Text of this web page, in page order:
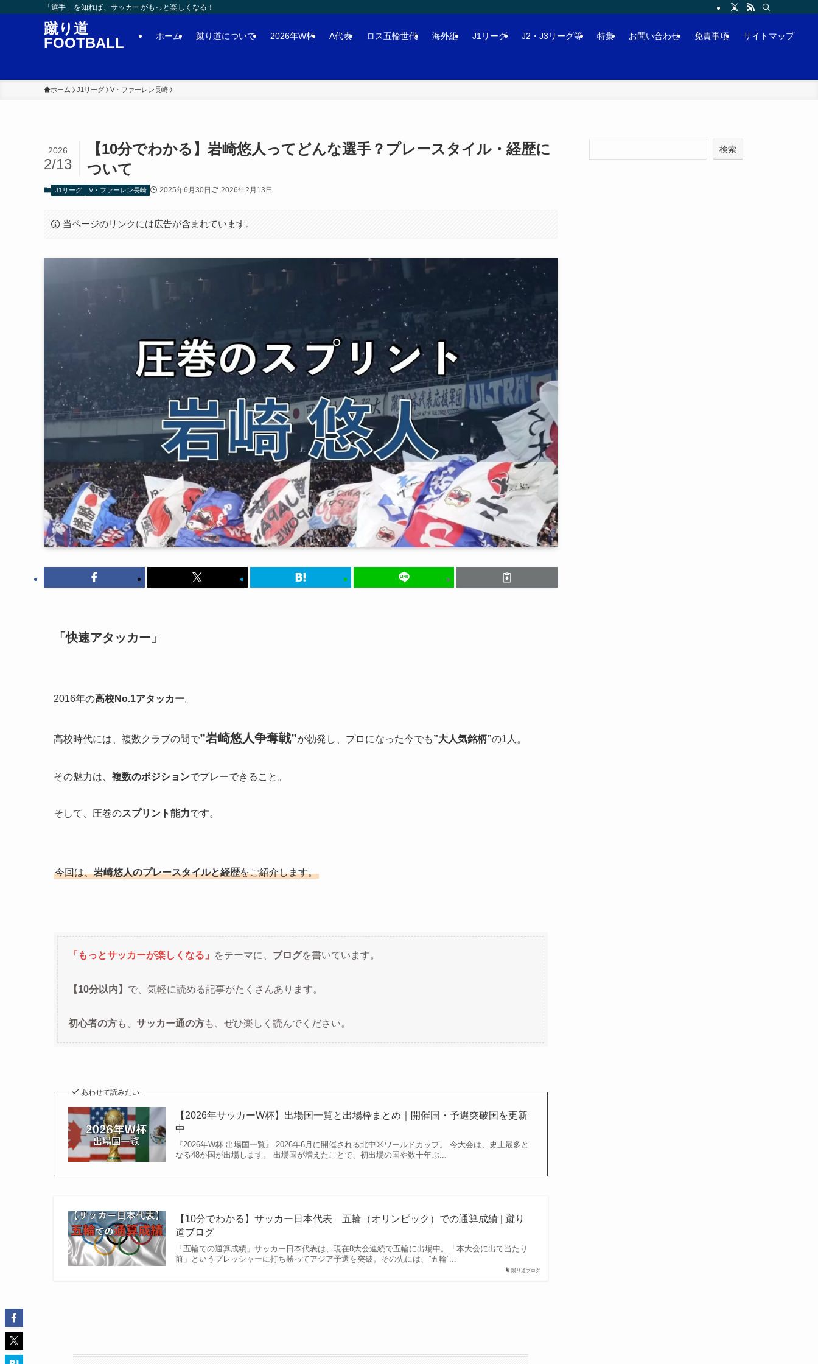
「選手」を知れば、サッカーがもっと楽しくなる！
蹴り道
FOOTBALL
ホーム 蹴り道について 2026年W杯 A代表 ロス五輪世代 海外組 J1リーグ J2・J3リーグ等 特集 お問い合わせ 免責事項 サイトマップ
ホーム J1リーグ V・ファーレン長崎
【10分でわかる】岩崎悠人ってどんな選手？プレースタイル・経歴に
ついて
2026
2/13
J1リーグ V・ファーレン長崎 2025年6月30日 2026年2月13日
当ページのリンクには広告が含まれています。
「快速アタッカー」
2016年の高校No.1アタッカー。
高校時代には、複数クラブの間で”岩崎悠人争奪戦”が勃発し、プロになった今でも”大人気銘柄”の1人。
その魅力は、 複数のポジションでプレーできること。
そして、圧巻のスプリント能力です。
今回は、岩崎悠人のプレースタイルと経歴をご紹介します。
「もっとサッカーが楽しくなる」 をテーマに、 ブログを書いています。
【10分以内】 で、気軽に読める記事がたくさんあります。
初心者の方も、 サッカー通の方も、ぜひ楽しく読んでください。
あわせて読みたい
【2026年サッカーW杯】出場国一覧と出場枠まとめ｜開催国・予選突破国を更新
中
『2026年W杯 出場国一覧』 2026年6月に開催される北中米ワールドカップ。 今大会は、史上最多と
なる48か国が出場します。 出場国が増えたことで、初出場の国や数十年ぶ...
蹴り道ブログ
【10分でわかる】サッカー日本代表 五輪（オリンピック）での通算成績 | 蹴り
道ブログ
「五輪での通算成績」サッカー日本代表は、現在8大会連続で五輪に出場中。「本大会に出て当たり
前」というプレッシャーに打ち勝ってアジア予選を突破。その先には、”五輪”...
検索